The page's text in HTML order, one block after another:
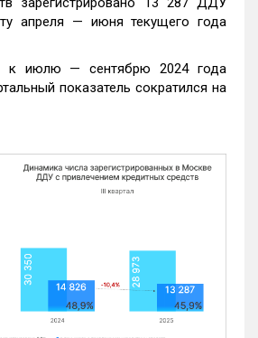
апреля — июня текущего года
к июлю — сентябрю 2024 года
показатель сократился на